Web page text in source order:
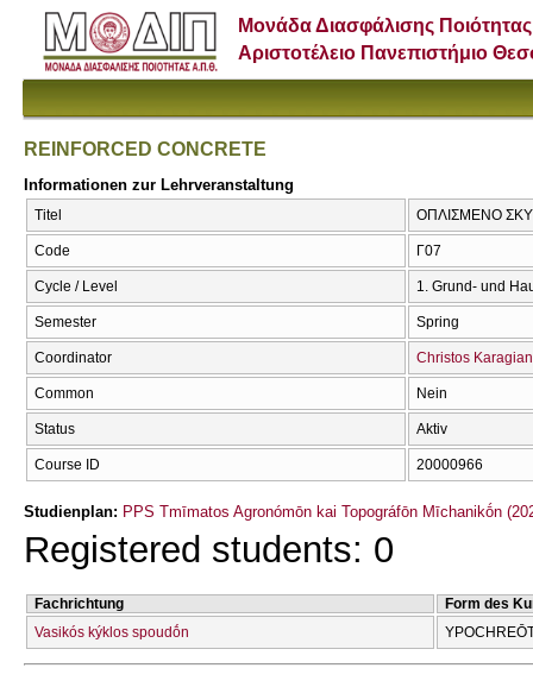
Μονάδα Διασφάλισης Ποιότητας
Αριστοτέλειο Πανεπιστήμιο
REINFORCED CONCRETE
Informationen zur Lehrveranstaltung
Titel ΟΠΛΙΣΜΕΝΟ
Code Γ07
Cycle / Level 1. Grund- und
Semester Spring
Coordinator Christos
Common Nein
Status Aktiv
Course ID 20000966
Studienplan: PPS Tmīmatos Agronómōn kai Topográfōn Mīchanikṓn
Registered students: 0
Fachrichtung
Form des
Vasikós kýklos spoudṓn